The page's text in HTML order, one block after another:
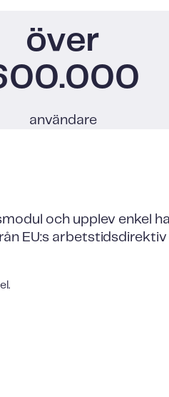
över
användare
och upplev enkel
EU:s arbetstidsdirektiv